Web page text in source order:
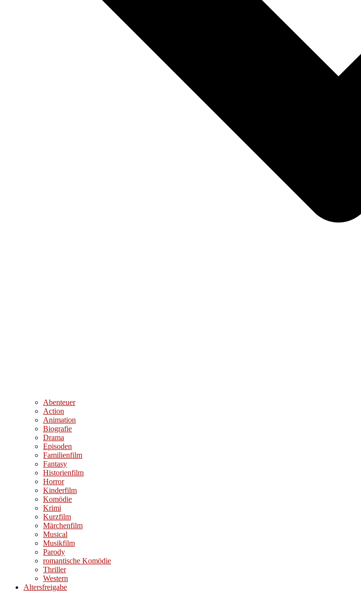
Abenteuer
Action
Animation
Biografie
Drama
Episoden
Familienfilm
Fantasy
Historienfilm
Horror
Kinderfilm
Komödie
Krimi
Kurzfilm
Märchenfilm
Musical
Musikfilm
Parody
romantische Komödie
Thriller
Western
Altersfreigabe